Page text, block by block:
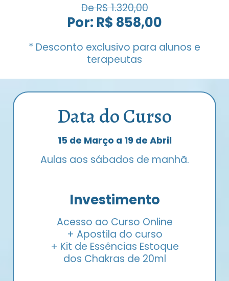
De R$ 1.320,00
Por: R$ 858,00
* Desconto exclusivo para alunos e
terapeutas
Data do Curso
15 de Março a 19 de Abril
Aulas aos sábados de manhã.
Investimento
Acesso ao Curso Online
+ Apostila do curso
+ Kit de Essências Estoque
dos Chakras de 20ml